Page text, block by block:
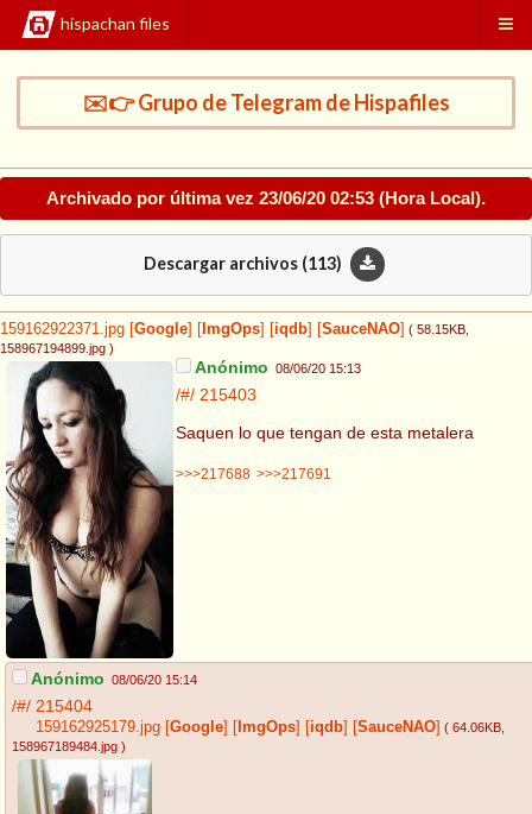
hispachan files
✉️👉 Grupo de Telegram de Hispafiles
Archivado por última vez 23/06/20 02:53 (Hora Local).
Descargar archivos (113)
159162922371.jpg Google ImgOps iqdb SauceNAO ( 58.15KB
158967194899.jpg )
Anónimo 08/06/20 15:13
/#/ 215403
Saquen lo que tengan de esta metalera
>>>217688 >>>217691
Anónimo 08/06/20 15:14
/#/ 215404
159162925179.jpg [Google] [ ImgOps] [iqdb] [SauceNAO] ( 64.06KB
158967189484.jpg )